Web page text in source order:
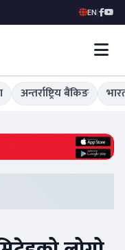
EN|
अन्तर्राष्ट्रिय बैंकिङ